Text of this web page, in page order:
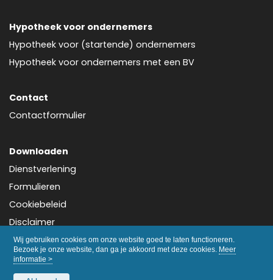
Wij gebruiken cookies om onze website goed te laten functioneren.
Bezoek je onze website, dan ga je akkoord met deze cookies. Meer
informatie >
Hypotheek voor ondernemers
Hypotheek voor (startende) ondernemers
Hypotheek voor ondernemers met een BV
Contact
Contactformulier
Downloaden
Dienstverlening
Formulieren
Cookiebeleid
Disclaimer
Privacy